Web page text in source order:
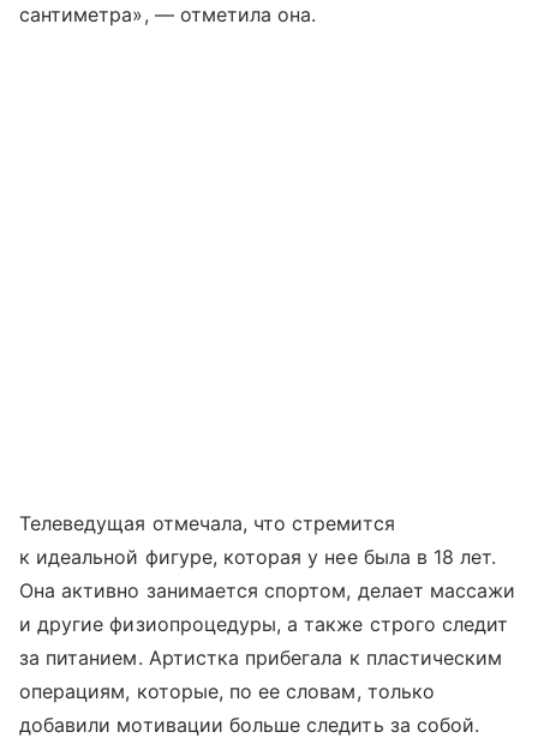
сантиметра», — отметила она.
Телеведущая отмечала, что стремится
к идеальной фигуре, которая у нее была в 18 лет.
Она активно занимается спортом, делает массажи
и другие физиопроцедуры, а также строго следит
за питанием. Артистка прибегала к пластическим
операциям, которые, по ее словам, только
добавили мотивации больше следить за собой.